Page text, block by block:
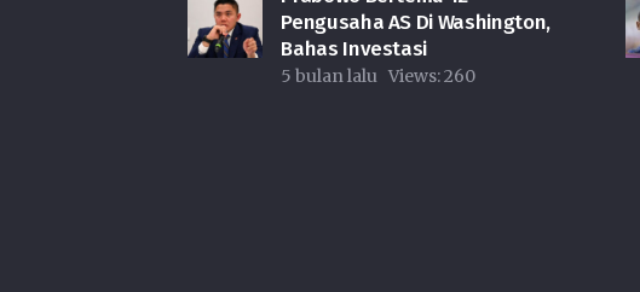
Pengusaha AS Di Washington,
Bahas Investasi
5 bulan lalu Views:260